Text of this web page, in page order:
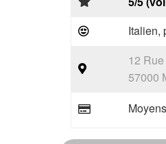
Italien,
12
57000